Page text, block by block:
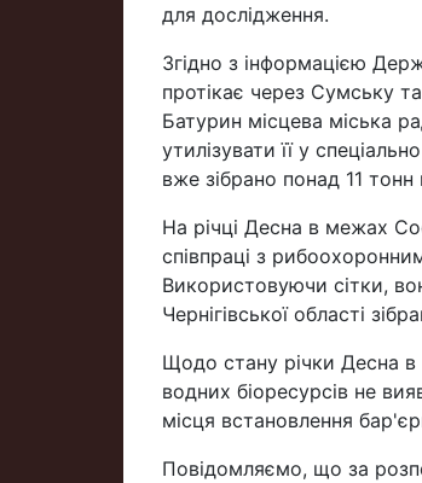
для дослідження.
Згідно з інформацією
протікає через Сумську
Батурин місцева міська
утилізувати її у
вже зібрано понад 11 тонн
На річці Десна в межах
співпраці з
Використовуючи сітки,
Чернігівської області
Щодо стану річки Десна в
водних біоресурсів не
місця встановлення
Повідомляємо, що за